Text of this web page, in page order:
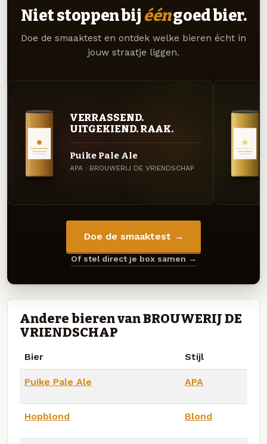
Niet stoppen bij ééngoed bier.
Doe de smaaktest en ontdek welke bieren écht in
jouw straatje liggen.
VERRASSEND.
UITGEKIEND. RAAK.
Puike Pale Ale
APA · BROUWERIJ DE VRIENDSCHAP
Doe de smaaktest →
Of stel direct je box samen →
Andere bieren van BROUWERIJ DE
VRIENDSCHAP
Bier Stijl
Puike Pale Ale APA
Hopblond Blond